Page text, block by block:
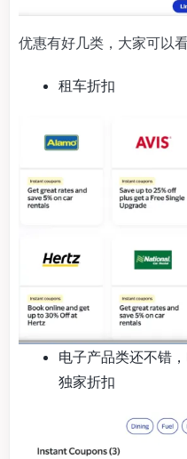
优惠有好几类，大家可以
租车折扣
电子产品类还不错
独家折扣